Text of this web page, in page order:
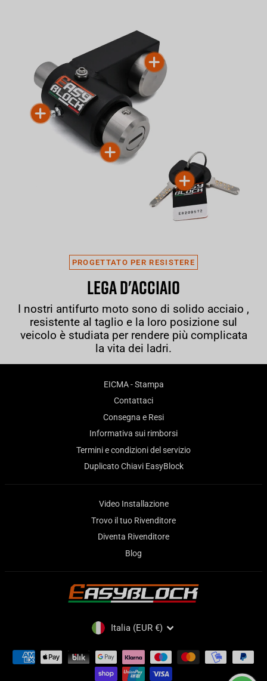
PROGETTATO PER RESISTERE
LEGA D'ACCIAIO
I nostri antifurto moto sono di solido acciaio ,
resistente al taglio e la loro posizione sul
veicolo è studiata per rendere più complicata
la vita dei ladri.
EICMA - Stampa
Contattaci
Consegna e Resi
Informativa sui rimborsi
Termini e condizioni del servizio
Duplicato Chiavi EasyBlock
Video Installazione
Trovo il tuo Rivenditore
Diventa Rivenditore
Blog
VALUTA
Italia (EUR €)